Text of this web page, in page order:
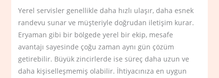
Yerel servisler genellikle daha hızlı ulaşır, daha esnek
randevu sunar ve müşteriyle doğrudan iletişim kurar.
Eryaman gibi bir bölgede yerel bir ekip, mesafe
avantajı sayesinde çoğu zaman aynı gün çözüm
getirebilir. Büyük zincirlerde ise süreç daha uzun ve
daha kişiselleşmemiş olabilir. İhtiyacınıza en uygun